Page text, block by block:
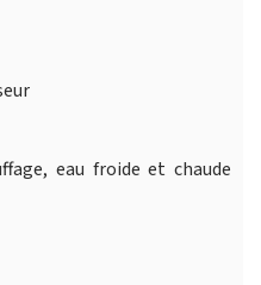
eau froide et chaude